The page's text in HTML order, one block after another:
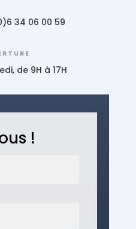
34 06 00 59
de 9H à 17H
!